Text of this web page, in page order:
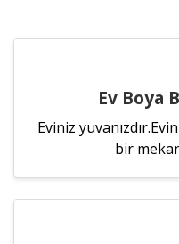
Ev Boya
Eviniz
bir